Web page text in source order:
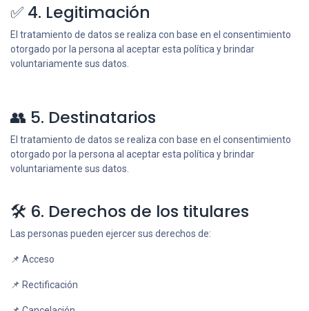
✅ 4. Legitimación
El tratamiento de datos se realiza con base en el consentimiento
otorgado por la persona al aceptar esta política y brindar
voluntariamente sus datos.
👥 5. Destinatarios
El tratamiento de datos se realiza con base en el consentimiento
otorgado por la persona al aceptar esta política y brindar
voluntariamente sus datos.
🛠️ 6. Derechos de los titulares
Las personas pueden ejercer sus derechos de:
📌 Acceso
📌 Rectificación